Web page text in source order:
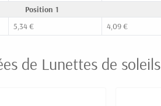
Position 1
5,34 € 4,09 €
de Lunettes de soleils